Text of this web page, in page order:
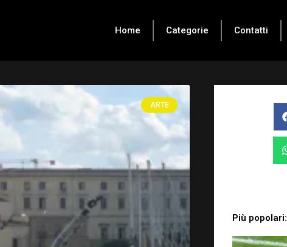
Home Categorie Contatti
ARTE
Più popolari: